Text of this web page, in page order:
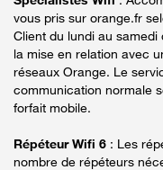
vous pris sur orange.fr
Client du lundi au samedi
la mise en relation avec
réseaux Orange. Le
communication normale
forfait mobile.
Répéteur Wifi 6 : Les
nombre de répéteurs